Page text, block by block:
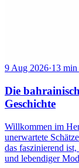
9 Aug 2026·13 min
Die
Geschichte
Willkommen im
unerwartete
das faszinierend
und lebendiger